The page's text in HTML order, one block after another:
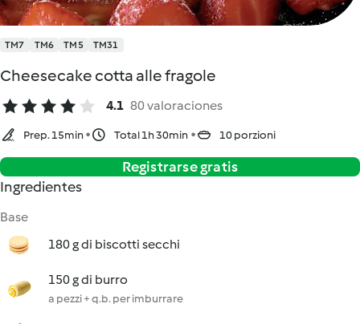
TM7 TM6 TM5 TM31
Cheesecake cotta alle fragole
4.1 80 valoraciones
Prep. 15min Total 1h 30min 10 porzioni
Registrarse gratis
Ingredientes
Base
180 g di biscotti secchi
150 g di burro
a pezzi + q.b. per imburrare